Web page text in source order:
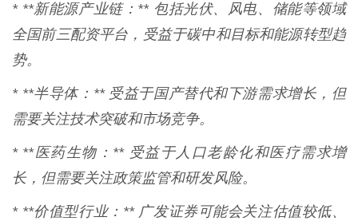
* **新能源产业链：** 包括光伏、风电、储能等领域
全国前三配资平台，受益于碳中和目标和能源转型趋
势。
* **半导体：** 受益于国产替代和下游需求增长，但
需要关注技术突破和市场竞争。
* **医药生物：** 受益于人口老龄化和医疗需求增
长，但需要关注政策监管和研发风险。
* **价值型行业：** 广发证券可能会关注估值较低、